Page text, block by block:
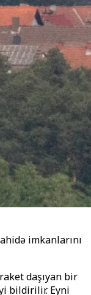
imkanlarını
daşıyan bir
bildirilir. Eyni